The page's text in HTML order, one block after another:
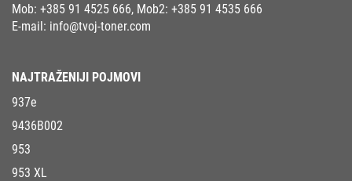
Mob: +385 91 4525 666, Mob2: +385 91 4535 666
E-mail: info@tvoj-toner.com
NAJTRAŽENIJI POJMOVI
937e
9436B002
953
953 XL